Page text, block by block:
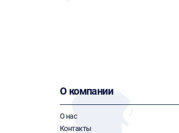
О компании
О нас
Контакты